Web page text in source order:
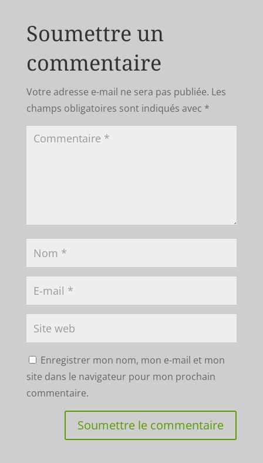
Soumettre un
commentaire
Votre adresse e-mail ne sera pas publiée. Les
champs obligatoires sont indiqués avec *
Enregistrer mon nom, mon e-mail et mon
site dans le navigateur pour mon prochain
commentaire.
Soumettre le commentaire